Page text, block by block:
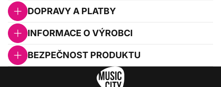
DOPRAVY A PLATBY
INFORMACE O VÝROBCI
BEZPEČNOST PRODUKTU